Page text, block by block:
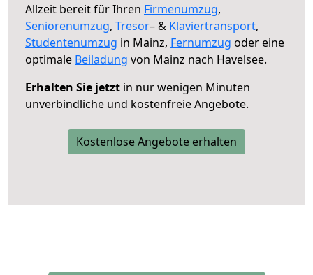
Allzeit bereit für Ihren Firmenumzug,
Seniorenumzug, Tresor– & Klaviertransport,
Studentenumzug in Mainz, Fernumzug oder eine
optimale Beiladung von Mainz nach Havelsee.
Erhalten Sie jetzt in nur wenigen Minuten
unverbindliche und kostenfreie Angebote.
Kostenlose Angebote erhalten